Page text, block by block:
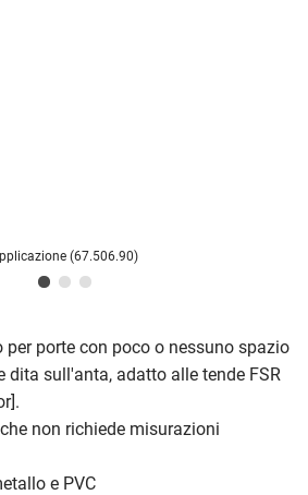
(67.506.90)
porte con poco o nessuno spazio
dita sull'anta, adatto alle tende FSR
non richiede misurazioni
e PVC